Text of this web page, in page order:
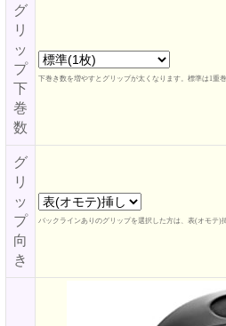
グ
リ
ッ
プ
下
巻
数
下巻き数を増やすとグリップが太くなります。標準は1重巻
グ
リ
ッ
プ
向
き
バックラインありのグリップを選択した方は、表(オモテ)